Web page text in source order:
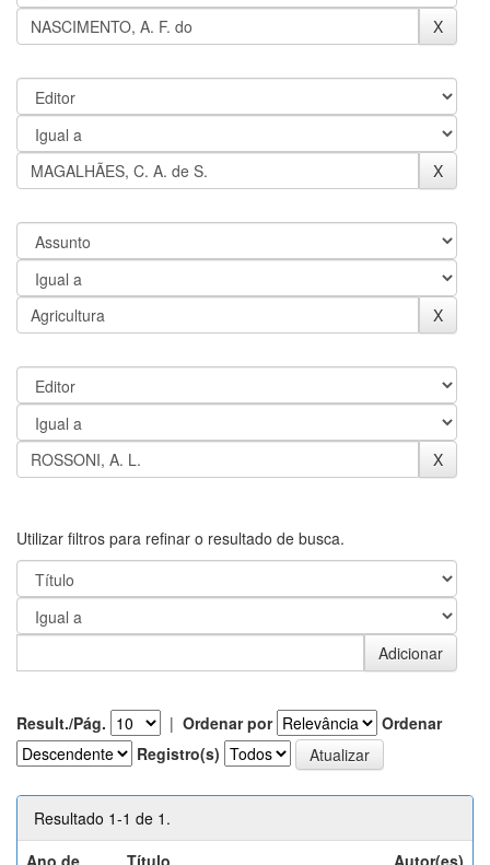
Utilizar filtros para refinar o resultado de busca.
Result./Pág. | Ordenar por
Ordenar
Registro(s)
Resultado 1-1 de 1.
Ano de
Título Autor(es)